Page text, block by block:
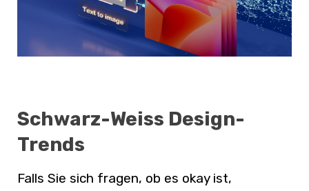
Schwarz-Weiss Design-
Trends
Falls Sie sich fragen, ob es okay ist,